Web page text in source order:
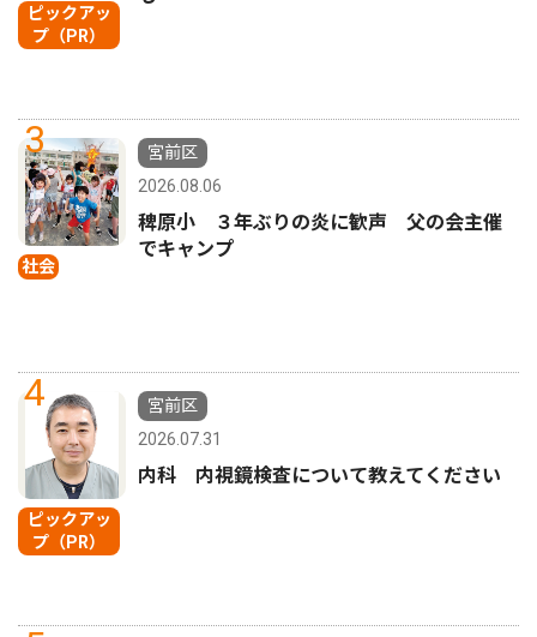
ピックアッ
プ（PR）
3
社会
宮前区
2026.08.06
稗原小 ３年ぶりの炎に歓声 父の会主催
でキャンプ
4
ピックアッ
プ（PR）
宮前区
2026.07.31
内科 内視鏡検査について教えてください